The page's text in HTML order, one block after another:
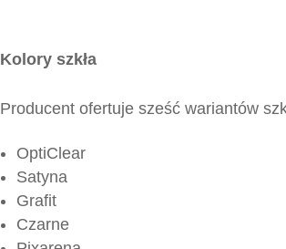
Kolory szkła
Producent ofertuje sześć wariantów
OptiClear
Satyna
Grafit
Czarne